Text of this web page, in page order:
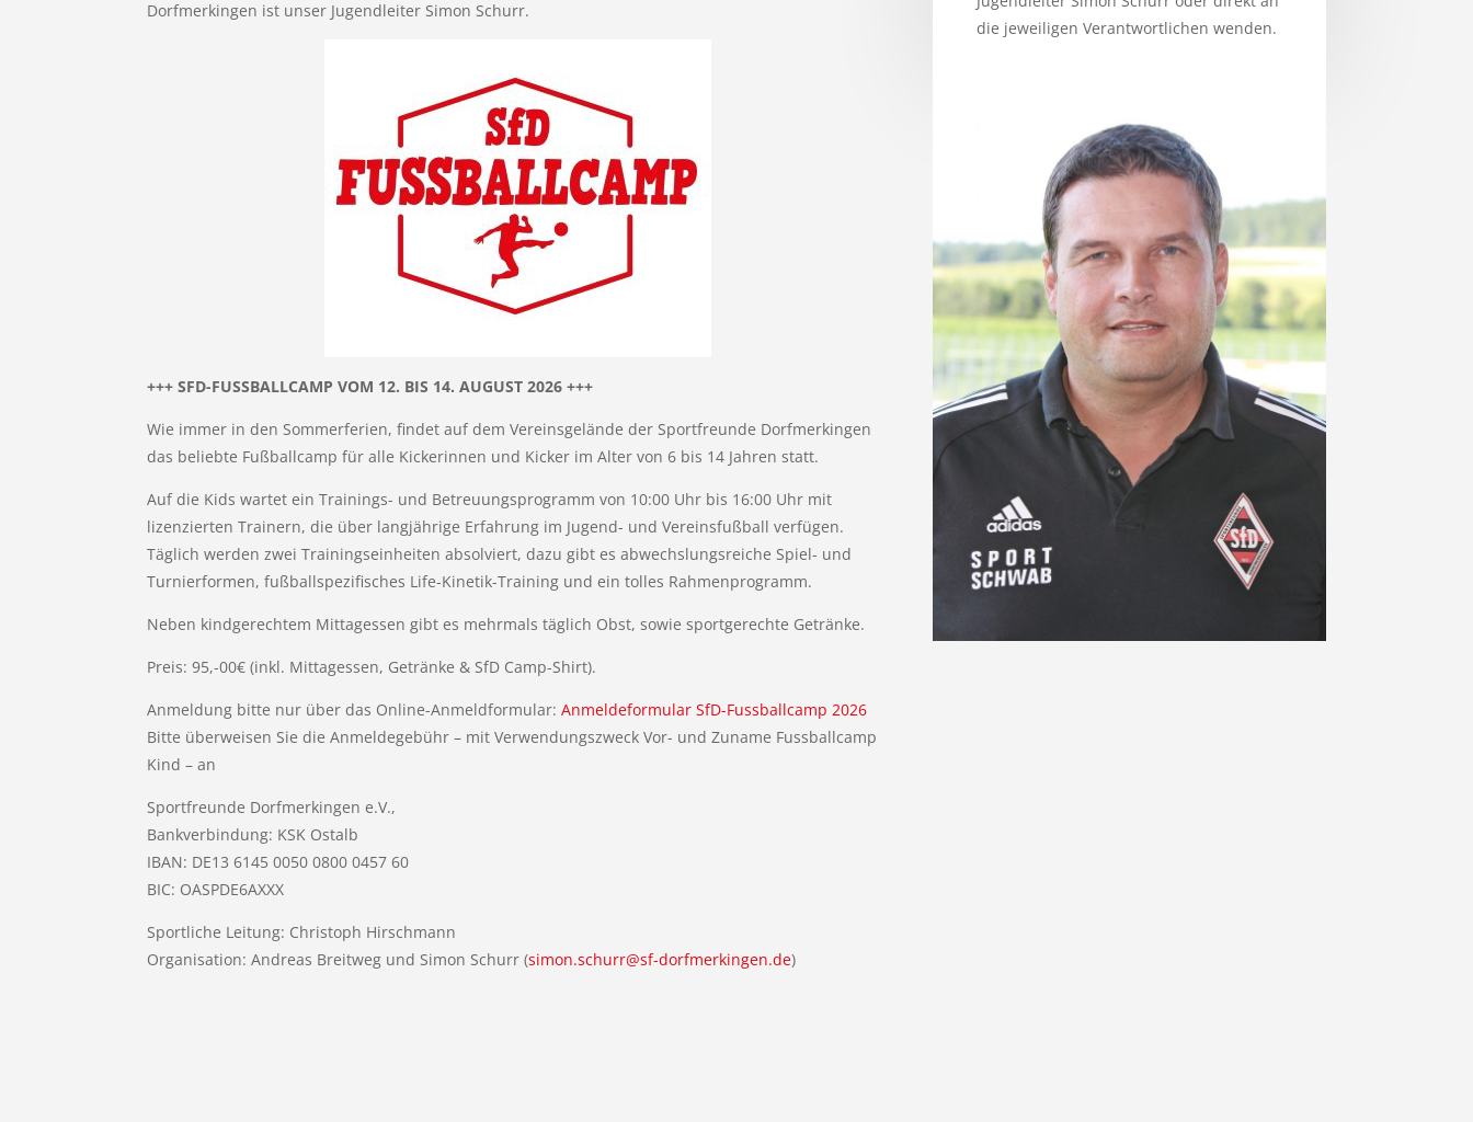
Dorfmerkingen ist unser Jugendleiter Simon Schurr.
+++ SFD-FUSSBALLCAMP VOM 12. BIS 14. AUGUST 2026 +++
Wie immer in den Sommerferien, findet auf dem Vereinsgelände der Sportfreunde Dorfmerkingen
das beliebte Fußballcamp für alle Kickerinnen und Kicker im Alter von 6 bis 14 Jahren statt.
Auf die Kids wartet ein Trainings- und Betreuungsprogramm von 10:00 Uhr bis 16:00 Uhr mit
lizenzierten Trainern, die über langjährige Erfahrung im Jugend- und Vereinsfußball verfügen.
Täglich werden zwei Trainingseinheiten absolviert, dazu gibt es abwechslungsreiche Spiel- und
Turnierformen, fußballspezifisches Life-Kinetik-Training und ein tolles Rahmenprogramm.
Neben kindgerechtem Mittagessen gibt es mehrmals täglich Obst, sowie sportgerechte Getränke.
Preis: 95,-00€ (inkl. Mittagessen, Getränke & SfD Camp-Shirt).
Anmeldung bitte nur über das Online-Anmeldformular:Anmeldeformular SfD-Fussballcamp 2026
Bitte überweisen Sie die Anmeldegebühr – mit Verwendungszweck Vor- und Zuname Fussballcamp
Kind – an
Sportfreunde Dorfmerkingen e.V.,
Bankverbindung: KSK Ostalb
IBAN: DE13 6145 0050 0800 0457 60
BIC: OASPDE6AXXX
Sportliche Leitung: Christoph Hirschmann
Organisation: Andreas Breitweg und Simon Schurr (simon.schurr@sf-dorfmerkingen.de)
die jeweiligen Verantwortlichen wenden.